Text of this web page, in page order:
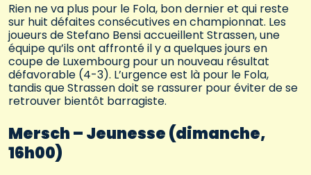
Rien ne va plus pour le Fola, bon dernier et qui reste
sur huit défaites consécutives en championnat. Les
joueurs de Stefano Bensi accueillent Strassen, une
équipe qu’ils ont affronté il y a quelques jours en
coupe de Luxembourg pour un nouveau résultat
défavorable (4-3). L’urgence est là pour le Fola,
tandis que Strassen doit se rassurer pour éviter de se
retrouver bientôt barragiste.
Mersch – Jeunesse (dimanche,
16h00)